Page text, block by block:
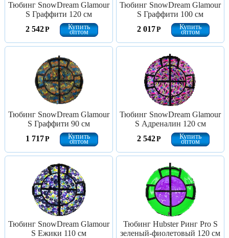
Тюбинг SnowDream Glamour
S Граффити 120 см
2 542Р Купить
оптом
Тюбинг SnowDream Glamour
S Граффити 100 см
2 017Р Купить
оптом
Тюбинг SnowDream Glamour
S Граффити 90 см
1 717Р Купить
оптом
Тюбинг SnowDream Glamour
S Адреналин 120 см
2 542Р Купить
оптом
Тюбинг SnowDream Glamour
S Ежики 110 см
Тюбинг Hubster Ринг Pro S
зеленый-фиолетовый 120 см